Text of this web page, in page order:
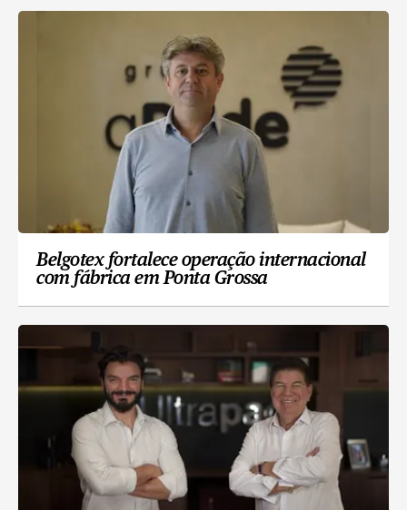
Belgotex fortalece operação internacional
com fábrica em Ponta Grossa